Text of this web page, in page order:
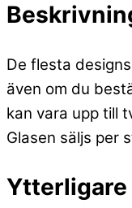
De flesta
även om du
kan vara upp till
Glasen säljs per